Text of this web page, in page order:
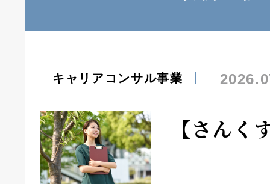
キャリアコンサル事業
【さんく